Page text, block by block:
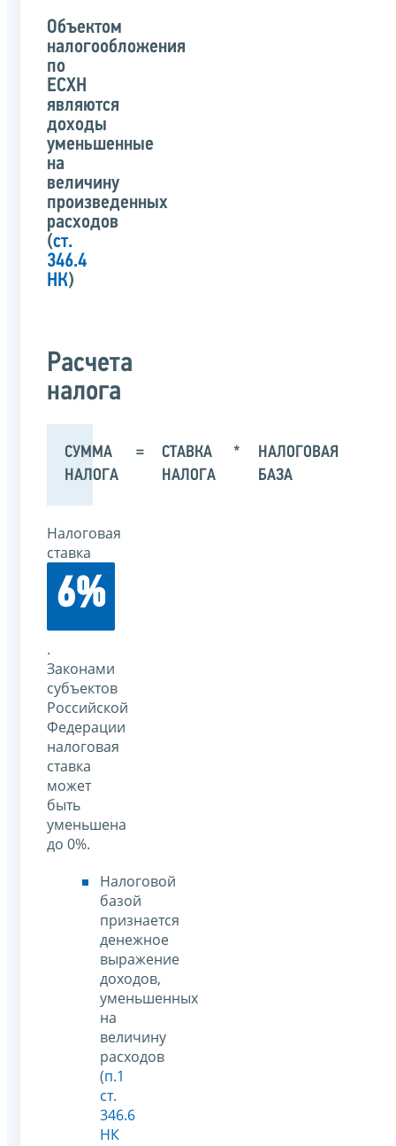
Объектом
налогообложения
по
ЕСХН
являются
доходы
уменьшенные
на
величину
произведенных
расходов
(ст.
346.4
НК)
Расчета
налога
СУММА
НАЛОГА
=
СТАВКА
НАЛОГА
*
НАЛОГОВАЯ
БАЗА
Налоговая
ставка
6%
.
Законами
субъектов
Российской
Федерации
налоговая
ставка
может
быть
уменьшена
до 0%.
Налоговой
базой
признается
денежное
выражение
доходов,
уменьшенных
на
величину
расходов
(п.1
ст.
346.6
НК